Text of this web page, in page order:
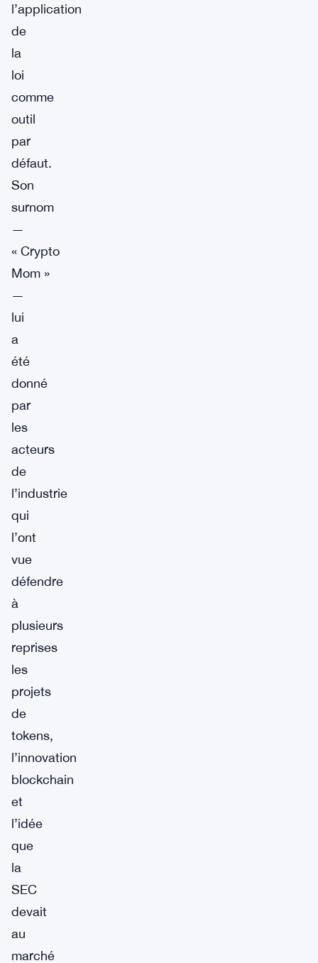
l’application
de
la
loi
comme
outil
par
défaut.
Son
surnom
—
« Crypto
Mom »
—
lui
a
été
donné
par
les
acteurs
de
l’industrie
qui
l’ont
vue
défendre
à
plusieurs
reprises
les
projets
de
tokens,
l’innovation
blockchain
et
l’idée
que
la
SEC
devait
au
marché